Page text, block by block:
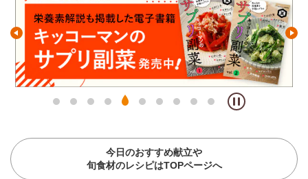
今日のおすすめ献立や
旬食材のレシピはTOPページへ